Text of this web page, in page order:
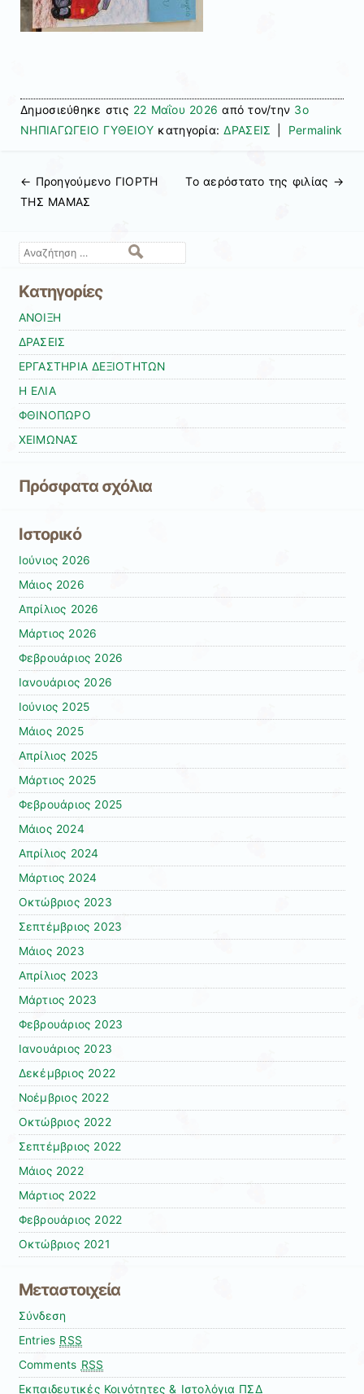
Δημοσιεύθηκε στις 22 Μαΐου 2026 από τον/την 3ο
ΝΗΠΙΑΓΩΓΕΙΟ ΓΥΘΕΙΟΥ κατηγορία:ΔΡΑΣΕΙΣ Permalink
Πλοήγηση άρθρων
← Προηγούμενo ΓΙΟΡΤΗ
ΤΗΣ ΜΑΜΑΣ
Το αερόστατο της φιλίας →
Αναζήτηση
Kατηγορίες
ΑΝΟΙΞΗ
ΔΡΑΣΕΙΣ
ΕΡΓΑΣΤΗΡΙΑ ΔΕΞΙΟΤΗΤΩΝ
Η ΕΛΙΑ
ΦΘΙΝΟΠΩΡΟ
ΧΕΙΜΩΝΑΣ
Πρόσφατα σχόλια
Ιστορικό
Ιούνιος 2026
Μάιος 2026
Απρίλιος 2026
Μάρτιος 2026
Φεβρουάριος 2026
Ιανουάριος 2026
Ιούνιος 2025
Μάιος 2025
Απρίλιος 2025
Μάρτιος 2025
Φεβρουάριος 2025
Μάιος 2024
Απρίλιος 2024
Μάρτιος 2024
Οκτώβριος 2023
Σεπτέμβριος 2023
Μάιος 2023
Απρίλιος 2023
Μάρτιος 2023
Φεβρουάριος 2023
Ιανουάριος 2023
Δεκέμβριος 2022
Νοέμβριος 2022
Οκτώβριος 2022
Σεπτέμβριος 2022
Μάιος 2022
Μάρτιος 2022
Φεβρουάριος 2022
Οκτώβριος 2021
Μεταστοιχεία
Σύνδεση
Entries RSS
Comments RSS
Εκπαιδευτικές Κοινότητες & Ιστολόγια ΠΣΔ